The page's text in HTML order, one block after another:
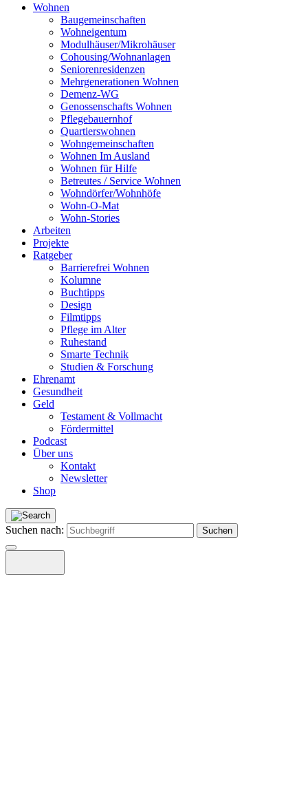
Wohnen
Baugemeinschaften
Wohneigentum
Modulhäuser/Mikrohäuser
Cohousing/Wohnanlagen
Seniorenresidenzen
Mehrgenerationen Wohnen
Demenz-WG
Genossenschafts Wohnen
Pflegebauernhof
Quartierswohnen
Wohngemeinschaften
Wohnen Im Ausland
Wohnen für Hilfe
Betreutes / Service Wohnen
Wohndörfer/Wohnhöfe
Wohn-O-Mat
Wohn-Stories
Arbeiten
Projekte
Ratgeber
Barrierefrei Wohnen
Kolumne
Buchtipps
Design
Filmtipps
Pflege im Alter
Ruhestand
Smarte Technik
Studien & Forschung
Ehrenamt
Gesundheit
Geld
Testament & Vollmacht
Fördermittel
Podcast
Über uns
Kontakt
Newsletter
Shop
Suchen nach: